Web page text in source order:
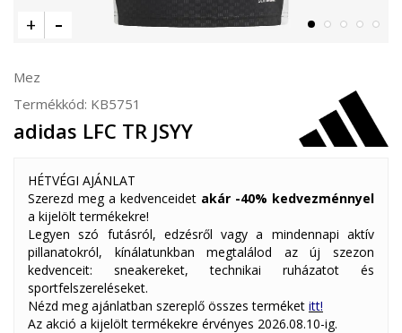
Mez
Termékkód: KB5751
adidas LFC TR JSYY
HÉTVÉGI AJÁNLAT
Szerezd meg a kedvenceidet akár -40% kedvezménnyel
a kijelölt termékekre!
Legyen szó futásról, edzésről vagy a mindennapi aktív
pillanatokról, kínálatunkban megtalálod az új szezon
kedvenceit: sneakereket, technikai ruházatot és
sportfelszereléseket.
Nézd meg ajánlatban szereplő összes terméket itt!
Az akció a kijelölt termékekre érvényes 2026.08.10-ig.